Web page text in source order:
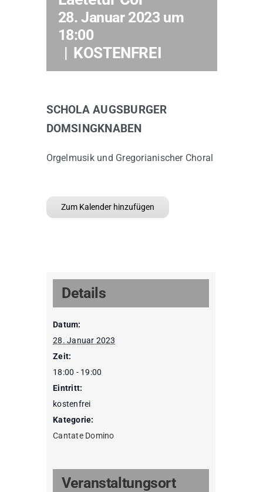
28. Januar 2023 um
18:00
| KOSTENFREI
SCHOLA AUGSBURGER
DOMSINGKNABEN
Orgelmusik und Gregorianischer Choral
Zum Kalender hinzufügen
Details
Datum:
28. Januar 2023
Zeit:
18:00 - 19:00
Eintritt:
kostenfrei
Kategorie:
Cantate Domino
Veranstaltungsort